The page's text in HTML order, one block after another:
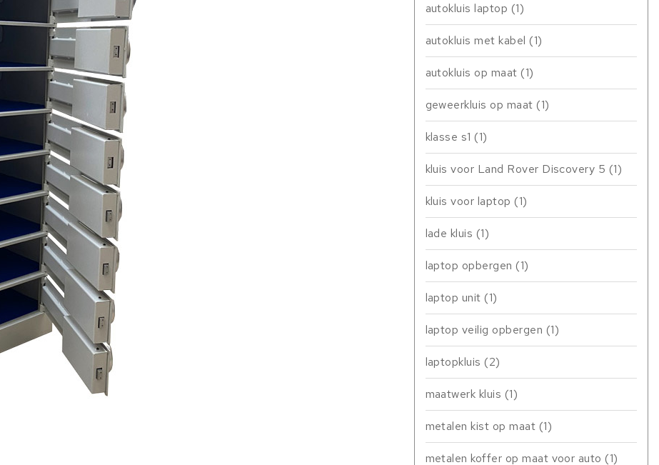
autokluis laptop (1)
autokluis met kabel (1)
autokluis op maat (1)
geweerkluis op maat (1)
klasse s1 (1)
kluis voor Land Rover Discovery 5 (1)
kluis voor laptop (1)
lade kluis (1)
laptop opbergen (1)
laptop unit (1)
laptop veilig opbergen (1)
laptopkluis (2)
maatwerk kluis (1)
metalen kist op maat (1)
metalen koffer op maat voor auto (1)